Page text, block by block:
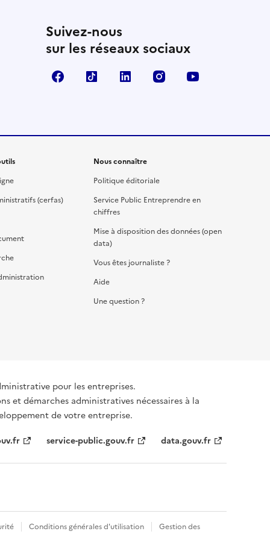
Suivez-nous
sur les réseaux sociaux
FacebookTikTok Linkedin Instagram
(cerfas)
Nous connaître
Politique éditoriale
Service Public Entreprendre en
chiffres
Mise à disposition des données (open
data)
Vous êtes journaliste ?
Aide
Une question ?
pour les entreprises.
et démarches administratives nécessaires à la
de votre entreprise.
service-public.gouv.fr data.gouv.fr
Conditions générales d'utilisation Gestion des